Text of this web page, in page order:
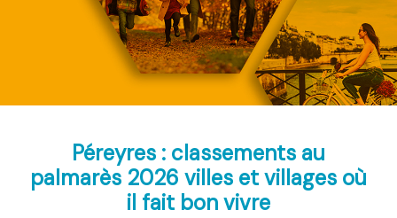
Péreyres : classements au
palmarès 2026 villes et villages où
il fait bon vivre